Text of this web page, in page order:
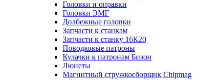
Головки и оправки
Головки ЭМГ
Долбежные головки
Запчасти к станкам
Запчасти к станку 16К20
Поводковые патроны
Кулачки к патронам Бизон
Люнеты
Магнитный стружкосборщик Chipmag